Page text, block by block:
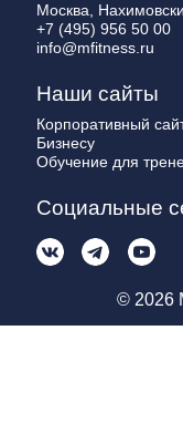
Москва,
+7 (495) 956 50 00
info@mfitness.ru
Наши сайты
Корпоративный
Бизнесу
Обучение для
Социальные
© 2026